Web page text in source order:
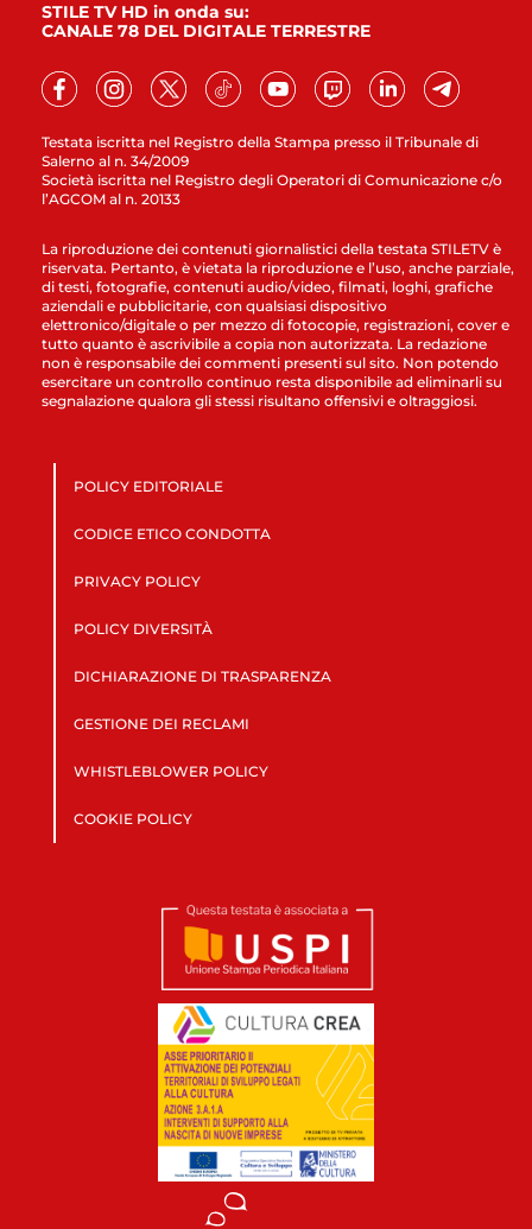
Testata iscritta nel Registro della Stampa presso il Tribunale di
Salerno al n. 34/2009
Società iscritta nel Registro degli Operatori di Comunicazione c/o
l’AGCOM al n. 20133
STILE TV HD in onda su:
CANALE 78 DEL DIGITALE TERRESTRE
La riproduzione dei contenuti giornalistici della testata STILETV è
riservata. Pertanto, è vietata la riproduzione e l’uso, anche parziale,
di testi, fotografie, contenuti audio/video, filmati, loghi, grafiche
aziendali e pubblicitarie, con qualsiasi dispositivo
elettronico/digitale o per mezzo di fotocopie, registrazioni, cover e
tutto quanto è ascrivibile a copia non autorizzata. La redazione
non è responsabile dei commenti presenti sul sito. Non potendo
esercitare un controllo continuo resta disponibile ad eliminarli su
segnalazione qualora gli stessi risultano offensivi e oltraggiosi.
POLICY EDITORIALE
CODICE ETICO CONDOTTA
PRIVACY POLICY
POLICY DIVERSITÀ
DICHIARAZIONE DI TRASPARENZA
GESTIONE DEI RECLAMI
WHISTLEBLOWER POLICY
COOKIE POLICY